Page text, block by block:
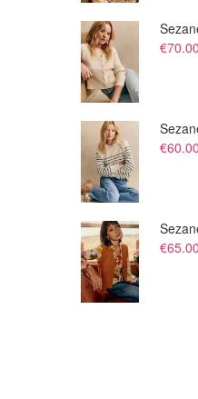
€60.00
Stanley Quencher ProTour 吸
管杯 1.18L
€70.00
€60.00
€65.00